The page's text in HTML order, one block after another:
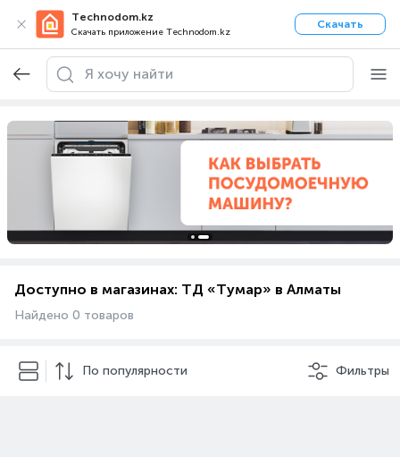
Technodom.kz
Скачать приложение Technodom.kz
Скачать
Доступно в магазинах: ТД «Тумар» в Алматы
Найдено 0 товаров
По популярности Фильтры